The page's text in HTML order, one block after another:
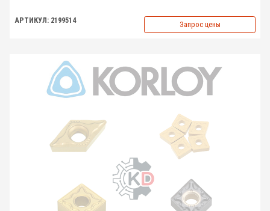
АРТИКУЛ: 2199514 Запрос цены